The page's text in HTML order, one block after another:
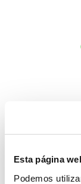
Esta página
Podemos